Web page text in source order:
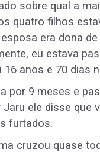
sobre qual a
quatro filhos
era dona de
eu estava
16 anos e 70 dias
por 9 meses e
ele disse que
furtados.
cruzou quase